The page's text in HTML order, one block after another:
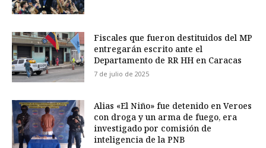
Fiscales que fueron destituidos del MP
entregarán escrito ante el
Departamento de RR HH en Caracas
7 de julio de 2025
Alias «El Niño» fue detenido en Veroes
con droga y un arma de fuego, era
investigado por comisión de
inteligencia de la PNB